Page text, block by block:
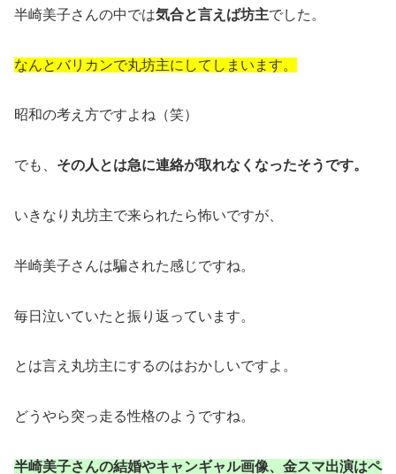
半崎美子さんの中では気合と言えば坊主でした。
なんとバリカンで丸坊主にしてしまいます。
昭和の考え方ですよね（笑）
でも、 その人とは急に連絡が取れなくなったそうです。
いきなり丸坊主で来られたら怖いですが、
半崎美子さんは騙された感じですね。
毎日泣いていたと振り返っています。
とは言え丸坊主にするのはおかしいですよ。
どうやら突っ走る性格のようですね。
半崎美子さんの結婚やキャンギャル画像、金スマ出演はペ